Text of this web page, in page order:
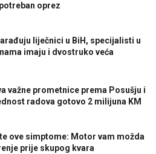
oprez
liječnici u BiH, specijalisti u
imaju i dvostruko veća
važne prometnice prema Posušju i
radova gotovo 2 milijuna KM
ove simptome: Motor vam možda
prije skupog kvara